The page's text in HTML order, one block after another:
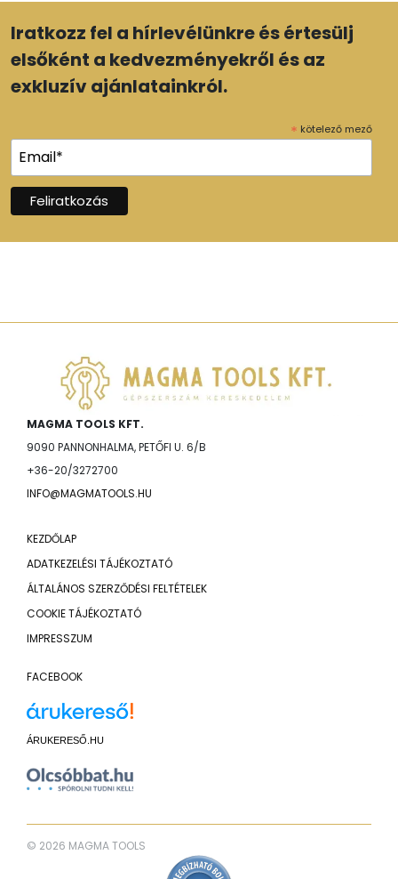
Iratkozz fel a hírlevélünkre és értesülj
elsőként a kedvezményekről és az
exkluzív ajánlatainkról.
* kötelező mező
MAGMA TOOLS KFT.
9090 PANNONHALMA, PETŐFI U. 6/B
+36-20/3272700
INFO@MAGMATOOLS.HU
KEZDŐLAP
ADATKEZELÉSI TÁJÉKOZTATÓ
ÁLTALÁNOS SZERZŐDÉSI FELTÉTELEK
COOKIE TÁJÉKOZTATÓ
IMPRESSZUM
FACEBOOK
ÁRUKERESŐ.HU
© 2026 MAGMA TOOLS